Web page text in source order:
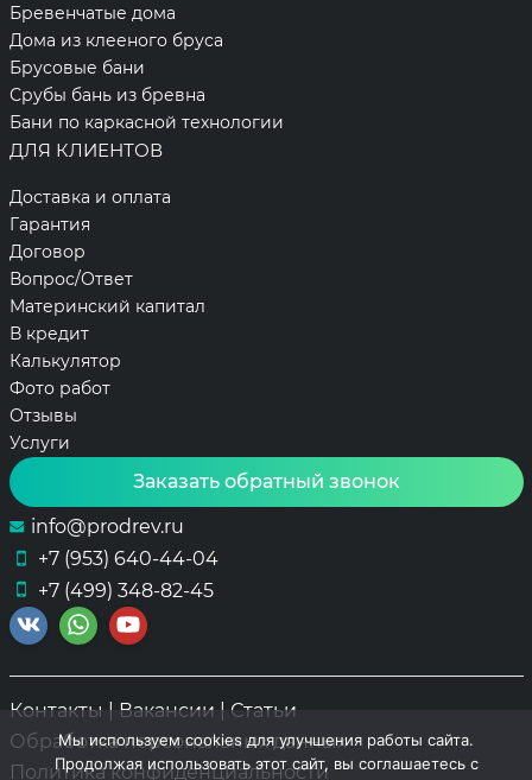
Бревенчатые дома
Дома из клееного бруса
Брусовые бани
Срубы бань из бревна
Бани по каркасной технологии
ДЛЯ КЛИЕНТОВ
Доставка и оплата
Гарантия
Договор
Вопрос/Ответ
Материнский капитал
В кредит
Калькулятор
Фото работ
Отзывы
Услуги
Заказать обратный звонок
info@prodrev.ru
+7 (953) 640-44-04
+7 (499) 348-82-45
Контакты | Вакансии | Статьи
Обработка персональных данных
Политика конфиденциальности
Мы используем cookies для улучшения работы сайта.
Продолжая использовать этот сайт, вы соглашаетесь с